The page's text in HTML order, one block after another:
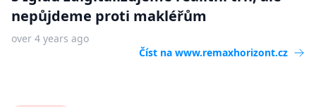
nepůjdeme proti makléřům
over 4 years ago
Číst na www.remaxhorizont.cz